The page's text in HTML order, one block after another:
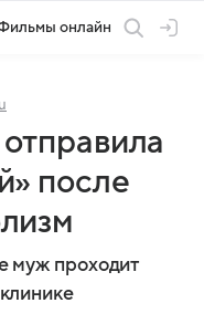
онлайн
после
муж проходит